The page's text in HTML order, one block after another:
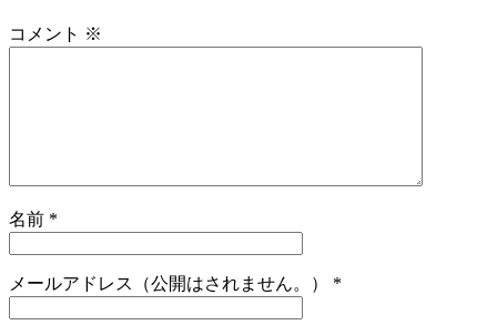
コメント ※
名前 *
メールアドレス（公開はされません。） *